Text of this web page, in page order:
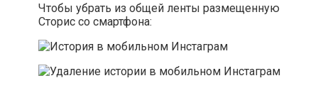
Чтобы убрать из общей ленты размещенную
Сторис со смартфона: